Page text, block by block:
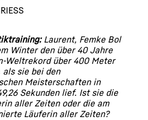
Laurent, Femke Bol
Winter den über 40 Jahre
Weltrekord über 400 Meter
sie bei den
Meisterschaften in
Sekunden lief. Ist sie die
aller Zeiten oder die am
Läuferin aller Zeiten?